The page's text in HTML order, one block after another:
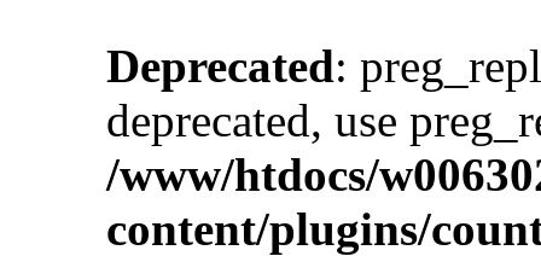
Deprecated:
deprecated, use
/www/htdocs/
content/plugins/